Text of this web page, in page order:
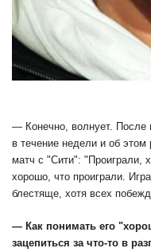
— Конечно, волнует.
в течение недели и об этом
матч с "Сити": "Проиграли,
хорошо, что проиграли.
блестяще, хотя всех
— Как понимать его
зацепиться за что-то в